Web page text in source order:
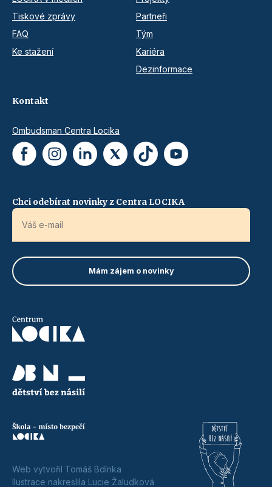
Tiskové zprávy
FAQ
Ke stažení
Partneři
Tým
Kariéra
Dezinformace
Kontakt
Ombudsman Centra Locika
Chci odebírat novinky z Centra LOCIKA
Web vytvořil Tomáš Bdínka
Ilustrace nakreslila Lucie Žaludková